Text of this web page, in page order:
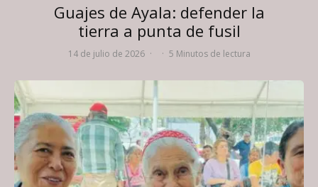
Guajes de Ayala: defender la
tierra a punta de fusil
14 de julio de 2026 · · 5 Minutos de lectura